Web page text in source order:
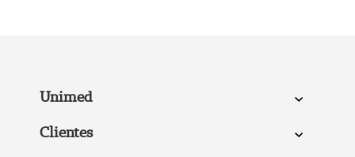
Unimed
Clientes